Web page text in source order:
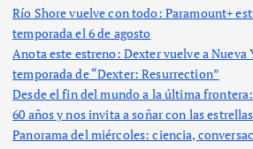
Río Shore vuelve con todo: Paramount+
temporada el 6 de agosto
Anota este estreno: Dexter vuelve a Nueva
temporada de “Dexter: Resurrection”
Desde el fin del mundo a la última
60 años y nos invita a soñar con las estrellas
Panorama del miércoles: ciencia,